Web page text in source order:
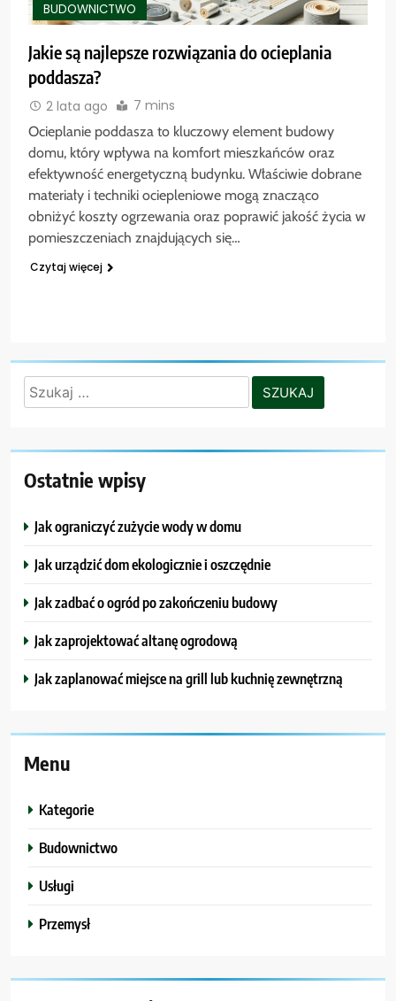
BUDOWNICTWO
Jakie są najlepsze rozwiązania do ocieplania
poddasza?
2 lata ago 7 mins
Ocieplanie poddasza to kluczowy element budowy
domu, który wpływa na komfort mieszkańców oraz
efektywność energetyczną budynku. Właściwie dobrane
materiały i techniki ociepleniowe mogą znacząco
obniżyć koszty ogrzewania oraz poprawić jakość życia w
pomieszczeniach znajdujących się…
Czytaj więcej
Szukaj:
Ostatnie wpisy
Jak ograniczyć zużycie wody w domu
Jak urządzić dom ekologicznie i oszczędnie
Jak zadbać o ogród po zakończeniu budowy
Jak zaprojektować altanę ogrodową
Jak zaplanować miejsce na grill lub kuchnię zewnętrzną
Menu
Kategorie
Budownictwo
Usługi
Przemysł